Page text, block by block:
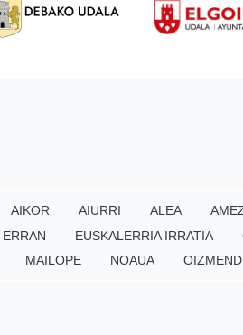
AIKOR AIURRI ALEA
ERRAN EUSKALERRIA IRRATIA
MAILOPE NOAUA